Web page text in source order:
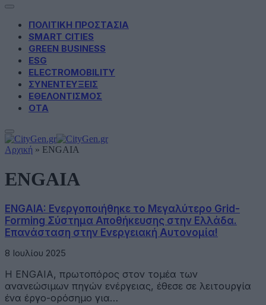
ΠΟΛΙΤΙΚΗ ΠΡΟΣΤΑΣΙΑ
SMART CITIES
GREEN BUSINESS
ESG
ELECTROMOBILITY
ΣΥΝΕΝΤΕΥΞΕΙΣ
ΕΘΕΛΟΝΤΙΣΜΟΣ
ΟΤΑ
Αρχική » ENGAIA
ENGAIA
ENGAIA: Ενεργοποιήθηκε το Μεγαλύτερο Grid-
Forming Σύστημα Αποθήκευσης στην Ελλάδα.
Επανάσταση στην Ενεργειακή Αυτονομία!
8 Ιουλίου 2025
Η ENGAIA, πρωτοπόρος στον τομέα των
ανανεώσιμων πηγών ενέργειας, έθεσε σε λειτουργία
ένα έργο-ορόσημο για…